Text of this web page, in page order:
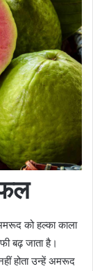
को हल्का काला
बढ़ जाता है।
होता उन्हें अमरूद